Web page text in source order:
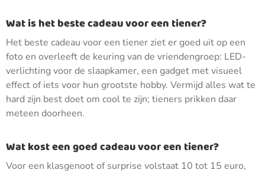
Wat is het beste cadeau voor een tiener?
Het beste cadeau voor een tiener ziet er goed uit op een
foto en overleeft de keuring van de vriendengroep: LED-
verlichting voor de slaapkamer, een gadget met visueel
effect of iets voor hun grootste hobby. Vermijd alles wat te
hard zijn best doet om cool te zijn; tieners prikken daar
meteen doorheen.
Wat kost een goed cadeau voor een tiener?
Voor een klasgenoot of surprise volstaat 10 tot 15 euro,